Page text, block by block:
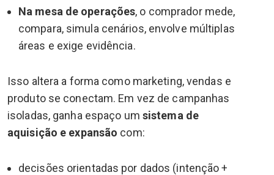
Na mesa de operações, o comprador mede,
compara, simula cenários, envolve múltiplas
áreas e exige evidência.
Isso altera a forma como marketing, vendas e
produto se conectam. Em vez de campanhas
isoladas, ganha espaço um sistema de
aquisição e expansão com:
decisões orientadas por dados (intenção +